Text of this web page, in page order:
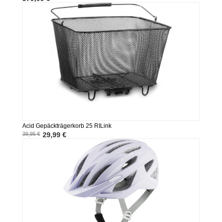
Acid Gepäckträgerkorb 25 RILink
39,95 € 29,99 €